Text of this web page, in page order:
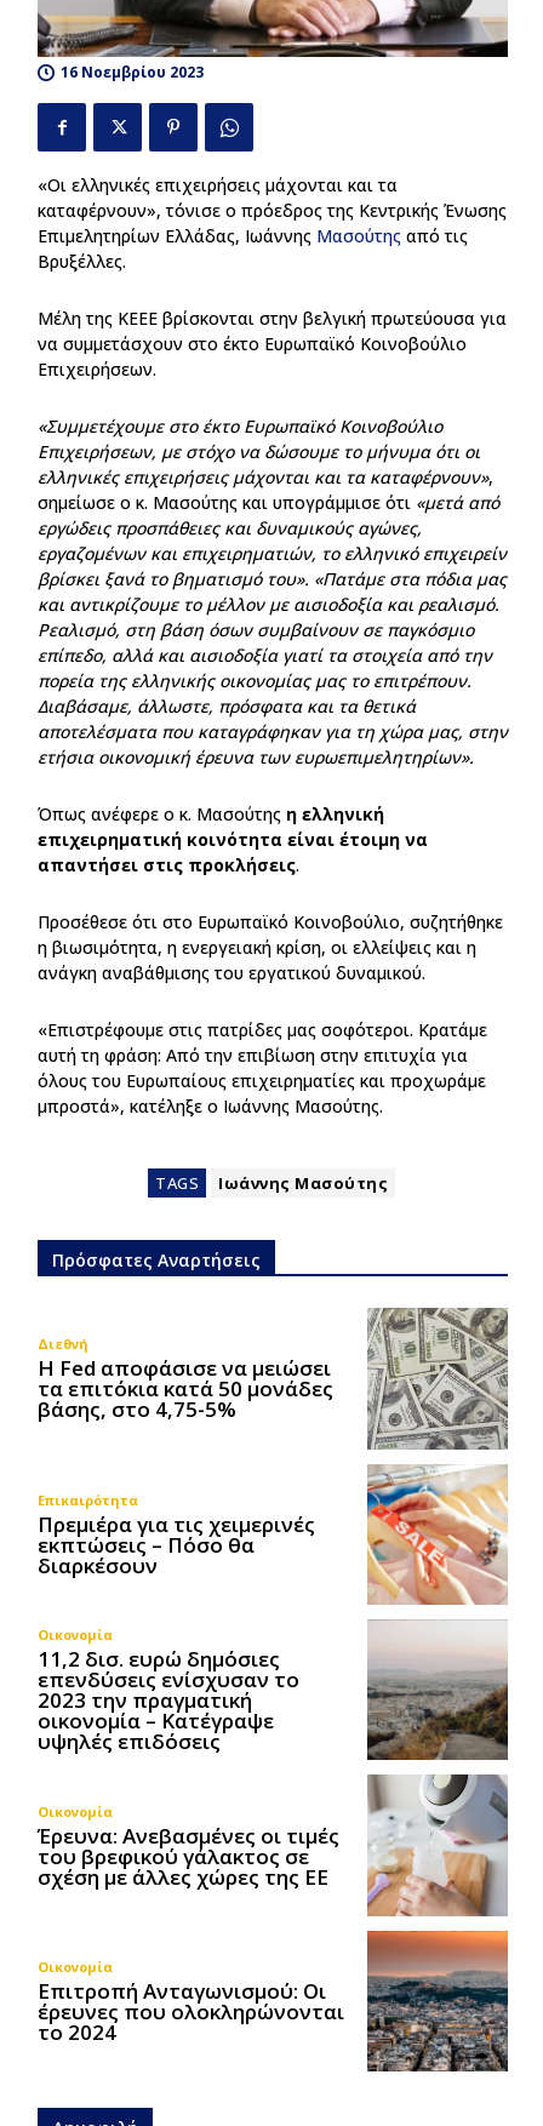
16 Νοεμβρίου 2023
«Οι ελληνικές επιχειρήσεις μάχονται και τα
καταφέρνουν», τόνισε ο πρόεδρος της Κεντρικής Ένωσης
Επιμελητηρίων Ελλάδας, Ιωάννης Μασούτης από τις
Βρυξέλλες.
Μέλη της ΚΕΕΕ βρίσκονται στην βελγική πρωτεύουσα για
να συμμετάσχουν στο έκτο Eυρωπαϊκό Kοινοβούλιο
Eπιχειρήσεων.
«Συμμετέχουμε στο έκτο Ευρωπαϊκό Κοινοβούλιο
Επιχειρήσεων, με στόχο να δώσουμε το μήνυμα ότι οι
ελληνικές επιχειρήσεις μάχονται και τα καταφέρνουν»,
σημείωσε ο κ. Μασούτης και υπογράμμισε ότι «μετά από
εργώδεις προσπάθειες και δυναμικούς αγώνες,
εργαζομένων και επιχειρηματιών, το ελληνικό επιχειρείν
βρίσκει ξανά το βηματισμό του». «Πατάμε στα πόδια μας
και αντικρίζουμε το μέλλον με αισιοδοξία και ρεαλισμό.
Ρεαλισμό, στη βάση όσων συμβαίνουν σε παγκόσμιο
επίπεδο, αλλά και αισιοδοξία γιατί τα στοιχεία από την
πορεία της ελληνικής οικονομίας μας το επιτρέπουν.
Διαβάσαμε, άλλωστε, πρόσφατα και τα θετικά
αποτελέσματα που καταγράφηκαν για τη χώρα μας, στην
ετήσια οικονομική έρευνα των ευρωεπιμελητηρίων».
Όπως ανέφερε ο κ. Μασούτης η ελληνική
επιχειρηματική κοινότητα είναι έτοιμη να
απαντήσει στις προκλήσεις.
Προσέθεσε ότι στο Ευρωπαϊκό Κοινοβούλιο, συζητήθηκε
η βιωσιμότητα, η ενεργειακή κρίση, οι ελλείψεις και η
ανάγκη αναβάθμισης του εργατικού δυναμικού.
«Επιστρέφουμε στις πατρίδες μας σοφότεροι. Κρατάμε
αυτή τη φράση: Από την επιβίωση στην επιτυχία για
όλους του Ευρωπαίους επιχειρηματίες και προχωράμε
μπροστά», κατέληξε ο Ιωάννης Μασούτης.
TAGS Ιωάννης Μασούτης
Πρόσφατες Αναρτήσεις
Διεθνή
Η Fed αποφάσισε να μειώσει
τα επιτόκια κατά 50 μονάδες
βάσης, στο 4,75-5%
Επικαιρότητα
Πρεμιέρα για τις χειμερινές
εκπτώσεις – Πόσο θα
διαρκέσουν
Οικονομία
11,2 δισ. ευρώ δημόσιες
επενδύσεις ενίσχυσαν το
2023 την πραγματική
οικονομία – Κατέγραψε
υψηλές επιδόσεις
Οικονομία
Έρευνα: Ανεβασμένες οι τιμές
του βρεφικού γάλακτος σε
σχέση με άλλες χώρες της ΕΕ
Οικονομία
Επιτροπή Ανταγωνισμού: Οι
έρευνες που ολοκληρώνονται
το 2024